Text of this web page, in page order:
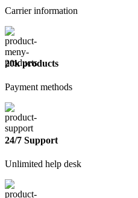
Carrier information
20k products
Payment methods
24/7 Support
Unlimited help desk